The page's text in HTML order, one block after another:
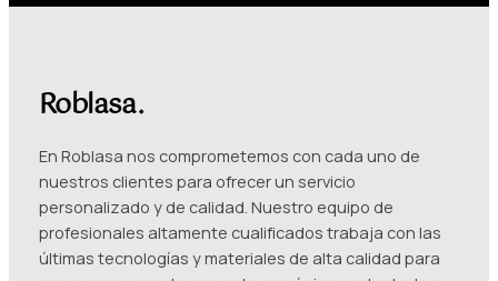
Roblasa.
En Roblasa nos comprometemos con cada uno de
nuestros clientes para ofrecer un servicio
personalizado y de calidad. Nuestro equipo de
profesionales altamente cualificados trabaja con las
últimas tecnologías y materiales de alta calidad para